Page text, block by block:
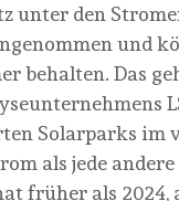
unter den
und
behalten. Das
Solarparks im
als jede
früher als 2024,